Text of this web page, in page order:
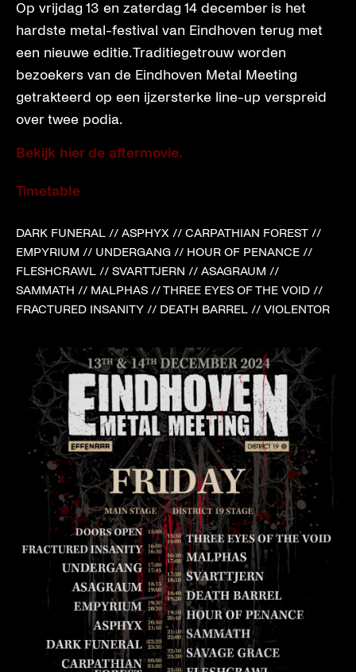
Op vrijdag 13 en zaterdag 14 december is het
hardste metal-festival van Eindhoven terug met
een nieuwe editie. Traditiegetrouw worden
bezoekers van de Eindhoven Metal Meeting
getrakteerd op een ijzersterke line-up verspreid
over twee podia.
Bekijk hier de aftermovie.
Timetable
DARK FUNERAL // ASPHYX // CARPATHIAN FOREST //
EMPYRIUM // UNDERGANG // HOUR OF PENANCE //
FLESHCRAWL // SVARTTJERN // ASAGRAUM //
SAMMATH // MALPHAS // THREE EYES OF THE VOID //
FRACTURED INSANITY // DEATH BARREL // VIOLENTOR